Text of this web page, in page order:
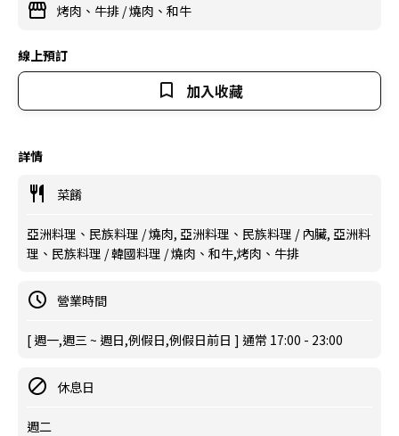
烤肉、牛排 /燒肉、和牛
線上預訂
加入收藏
詳情
菜餚
亞洲料理、民族料理 / 燒肉, 亞洲料理、民族料理 / 內臟, 亞洲料
理、民族料理 / 韓國料理 / 燒肉、和牛,烤肉、牛排
營業時間
[ 週一,週三 ~ 週日,例假日,例假日前日 ] 通常 17:00 - 23:00
休息日
週二